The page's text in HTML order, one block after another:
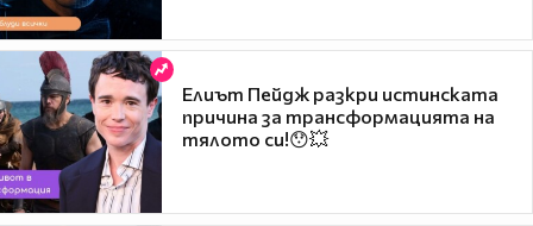
Елиът Пейдж разкри истинската
причина за трансформацията на
тялото си!😯💥